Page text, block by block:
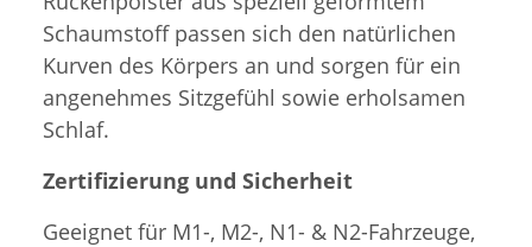
Schaumstoff passen sich den natürlichen
Kurven des Körpers an und sorgen für ein
angenehmes Sitzgefühl sowie erholsamen
Schlaf.
Zertifizierung und Sicherheit
Geeignet für M1-, M2-, N1- & N2-Fahrzeuge,